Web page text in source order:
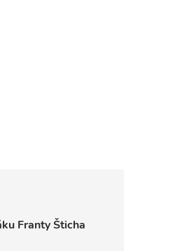
Franty Šticha